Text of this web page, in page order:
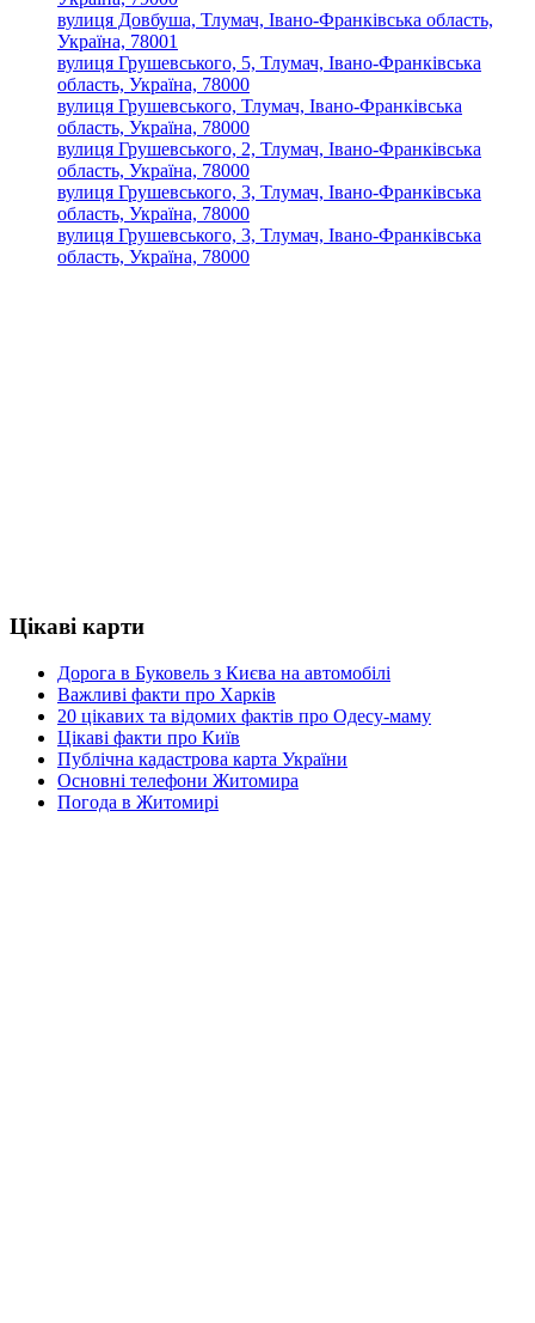
вулиця Довбуша, Тлумач, Івано-Франківська область,
Україна, 78001
вулиця Грушевського, 5, Тлумач, Івано-Франківська
область, Україна, 78000
вулиця Грушевського, Тлумач, Івано-Франківська
область, Україна, 78000
вулиця Грушевського, 2, Тлумач, Івано-Франківська
область, Україна, 78000
вулиця Грушевського, 3, Тлумач, Івано-Франківська
область, Україна, 78000
вулиця Грушевського, 3, Тлумач, Івано-Франківська
область, Україна, 78000
Цікаві карти
Дорога в Буковель з Києва на автомобілі
Важливі факти про Харків
20 цікавих та відомих фактів про Одесу-маму
Цікаві факти про Київ
Публічна кадастрова карта України
Основні телефони Житомира
Погода в Житомирі